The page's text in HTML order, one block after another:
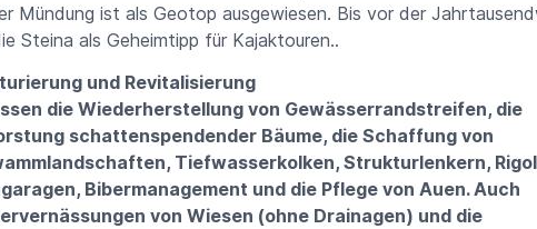
Mündung ist als Geotop ausgewiesen. Bis vor der
Steina als Geheimtipp für Kajaktouren..
und Revitalisierung
die Wiederherstellung von Gewässerrandstreifen, die
schattenspendender Bäume, die Schaffung von
Tiefwasserkolken, Strukturlenkern,
Bibermanagement und die Pflege von Auen. Auch
von Wiesen (ohne Drainagen) und die